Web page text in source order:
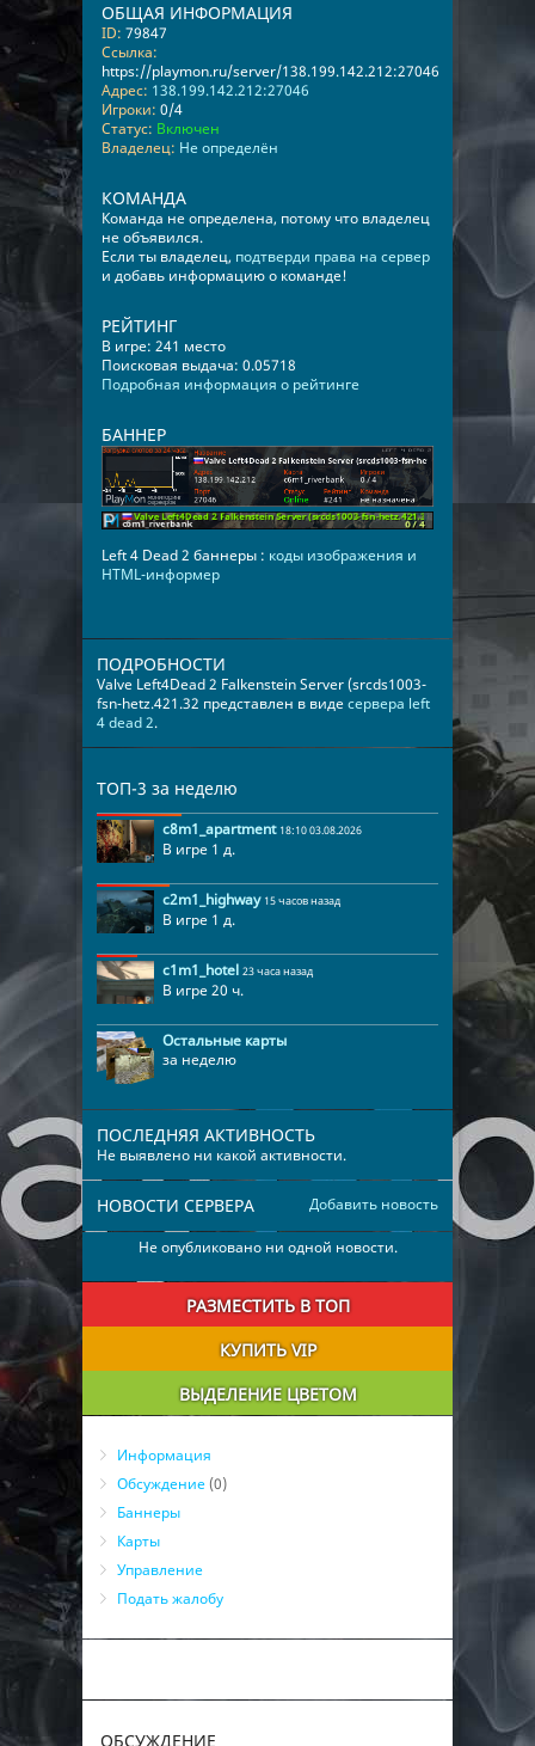
ОБЩАЯ ИНФОРМАЦИЯ
ID: 79847
Ссылка:
https://playmon.ru/server/138.199.142.212:27046
Адрес: 138.199.142.212:27046
Игроки: 0/4
Статус: Включен
Владелец: Не определён
КОМАНДА
Команда не определена, потому что владелец
не объявился.
Если ты владелец, подтверди права на сервер
и добавь информацию о команде!
РЕЙТИНГ
В игре: 241 место
Поисковая выдача: 0.05718
Подробная информация о рейтинге
БАННЕР
Left 4 Dead 2 баннеры : коды изображения и
HTML-информер
ПОДРОБНОСТИ
Valve Left4Dead 2 Falkenstein Server (srcds1003-
fsn-hetz.421.32 представлен в видесервера left
4 dead 2.
ТОП-3 за неделю
c8m1_apartment 18:10 03.08.2026
В игре 1 д.
c2m1_highway 15 часов назад
В игре 1 д.
c1m1_hotel 23 часа назад
В игре 20 ч.
Остальные карты
за неделю
ПОСЛЕДНЯЯ АКТИВНОСТЬ
Не выявлено ни какой активности.
Добавить новость
НОВОСТИ СЕРВЕРА
Не опубликовано ни одной новости.
РАЗМЕСТИТЬ В ТОП
КУПИТЬ VIP
ВЫДЕЛЕНИЕ ЦВЕТОМ
Информация
Обсуждение (0)
Баннеры
Карты
Управление
Подать жалобу
ОБСУЖДЕНИЕ